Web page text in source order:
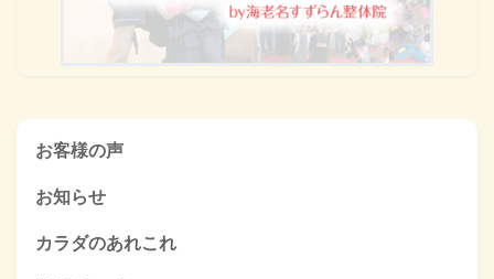
お客様の声
お知らせ
カラダのあれこれ